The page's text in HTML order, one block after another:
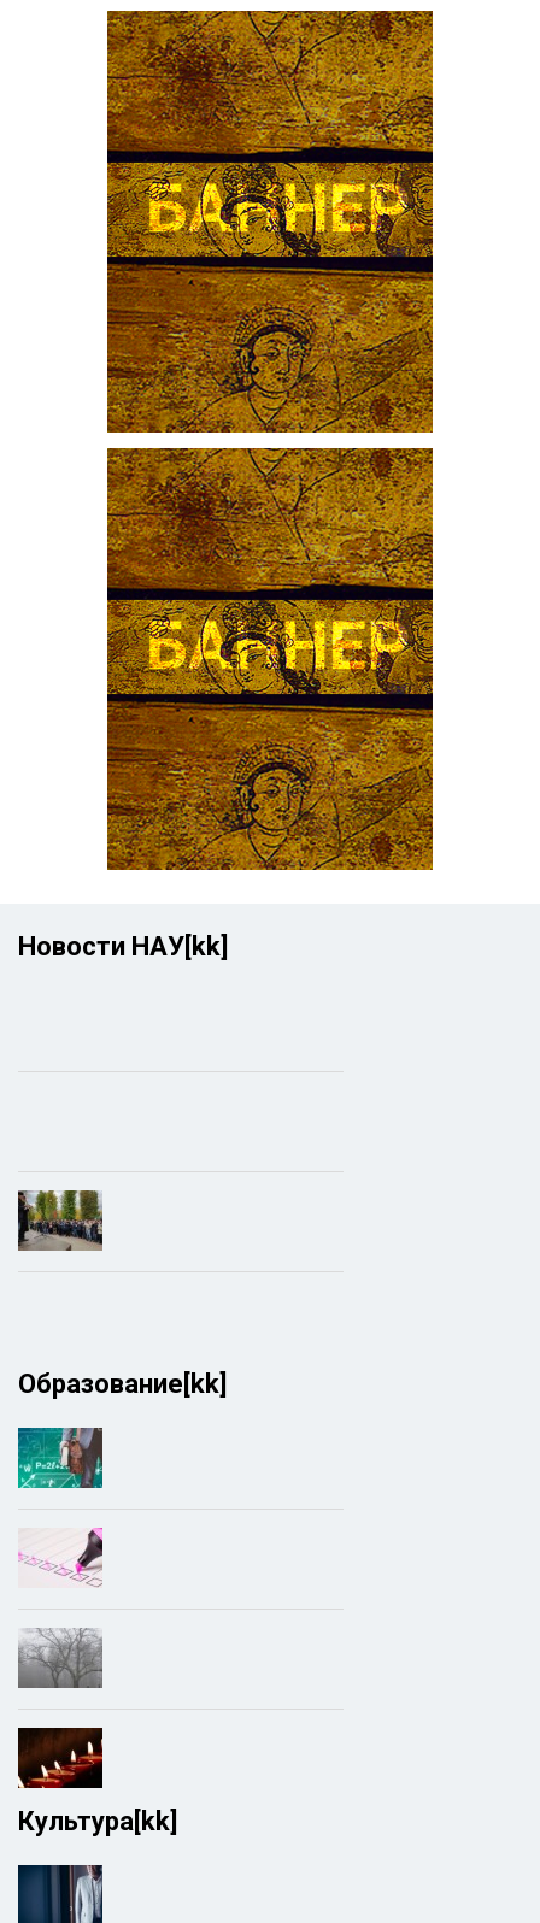
Новости НАУ[kk]
Образование[kk]
Культура[kk]